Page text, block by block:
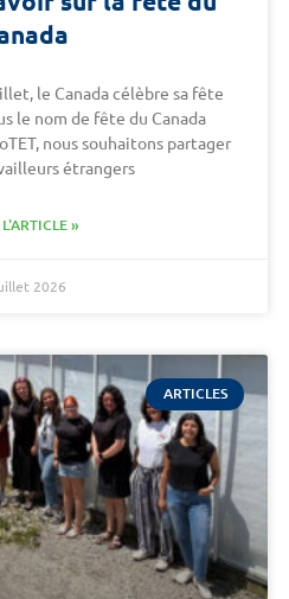
le Canada célèbre sa fête
le nom de fête du Canada
nous souhaitons partager
étrangers
»
2026
ARTICLES